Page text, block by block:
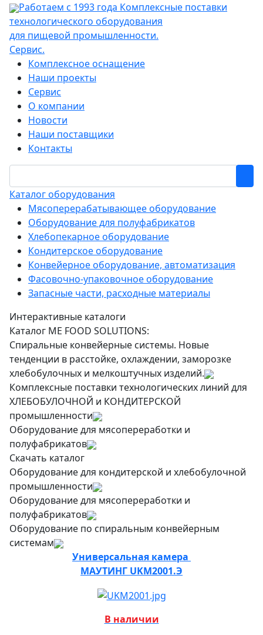
Работаем с 1993 года Комплексные поставки
технологического оборудования
для пищевой промышленности.
Сервис.
Комплексное оснащение
Наши проекты
Сервис
О компании
Новости
Наши поставщики
Контакты
Каталог оборудования
Мясоперерабатывающее оборудование
Оборудование для полуфабрикатов
Хлебопекарное оборудование
Кондитерское оборудование
Конвейерное оборудование, автоматизация
Фасовочно-упаковочное оборудование
Запасные части, расходные материалы
Интерактивные каталоги
Каталог ME FOOD SOLUTIONS:
Спиральные конвейерные системы. Новые
тенденции в расстойке, охлаждении, заморозке
хлебобулочных и мелкоштучных изделий.
Комплексные поставки технологических линий для
ХЛЕБОБУЛОЧНОЙ и КОНДИТЕРСКОЙ
промышленности
Оборудование для мясопереработки и
полуфабрикатов
Скачать каталог
Оборудование для кондитерской и хлебобулочной
промышленности
Оборудование для мясопереработки и
полуфабрикатов
Оборудование по спиральным конвейерным
системам
Универсальная камера
МАУТИНГ UKM2001.Э
В наличии